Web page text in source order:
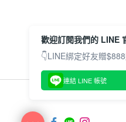
歡迎訂閱我們的 LINE
👇LINE綁定好友贈
連結 LINE 帳號